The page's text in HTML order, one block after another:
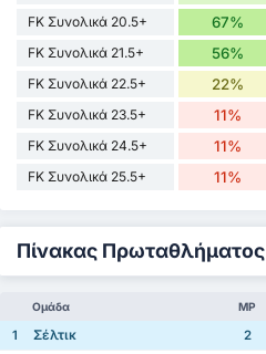
FK Συνολικά 20.5+ 67%
FK Συνολικά 21.5+ 56%
FK Συνολικά 22.5+ 22%
FK Συνολικά 23.5+ 11%
FK Συνολικά 24.5+ 11%
FK Συνολικά 25.5+ 11%
Πίνακας Πρωταθλήματος
Ομάδα MP
1 Σέλτικ 2